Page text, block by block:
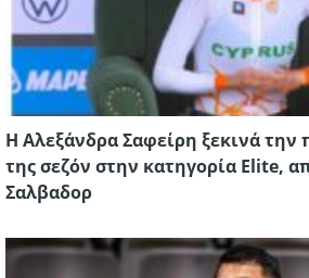
Η Αλεξάνδρα Σαφείρη ξεκινά
της σεζόν στην κατηγορία Elite,
Σαλβαδορ